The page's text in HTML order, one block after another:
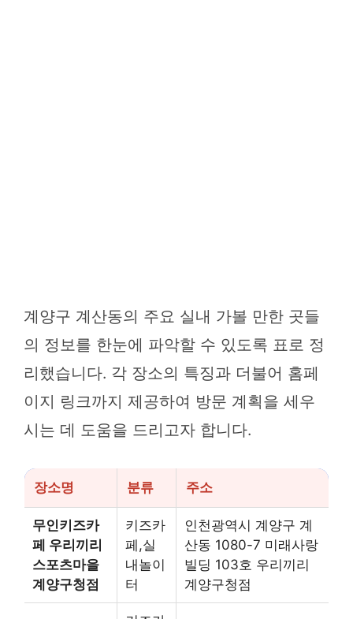
계양구 계산동의 주요 실내 가볼 만한 곳들
의 정보를 한눈에 파악할 수 있도록 표로 정
리했습니다. 각 장소의 특징과 더불어 홈페
이지 링크까지 제공하여 방문 계획을 세우
시는 데 도움을 드리고자 합니다.
장소명 분류 주소
무인키즈카
페 우리끼리
스포츠마을
계양구청점
키즈카
페,실
내놀이
터
인천광역시 계양구 계
산동 1080-7 미래사랑
빌딩 103호 우리끼리
계양구청점